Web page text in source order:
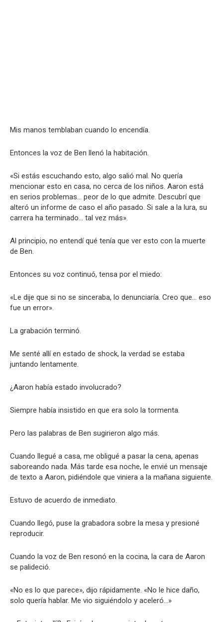
Mis manos temblaban cuando lo encendía.
Entonces la voz de Ben llenó la habitación.
«Si estás escuchando esto, algo salió mal. No quería
mencionar esto en casa, no cerca de los niños. Aaron está
en serios problemas… peor de lo que admite. Descubrí que
alteró un informe de caso el año pasado. Si sale a la lura, su
carrera ha terminado… tal vez más».
Al principio, no entendí qué tenía que ver esto con la muerte
de Ben.
Entonces su voz continuó, tensa por el miedo:
«Le dije que si no se sinceraba, lo denunciaría. Creo que… eso
fue un error».
La grabación terminó.
Me senté allí en estado de shock, la verdad se estaba
juntando lentamente.
¿Aaron había estado involucrado?
Siempre había insistido en que era solo la tormenta.
Pero las palabras de Ben sugirieron algo más.
Cuando llegué a casa, me obligué a pasar la cena, apenas
saboreando nada. Más tarde esa noche, le envié un mensaje
de texto a Aaron, pidiéndole que viniera a la mañana siguiente.
Estuvo de acuerdo de inmediato.
Cuando llegó, puse la grabadora sobre la mesa y presioné
reproducir.
Cuando la voz de Ben resonó en la cocina, la cara de Aaron
se palideció.
«No es lo que parece», dijo rápidamente. «No le hice daño,
solo quería hablar. Me vio siguiéndolo y aceleró…»